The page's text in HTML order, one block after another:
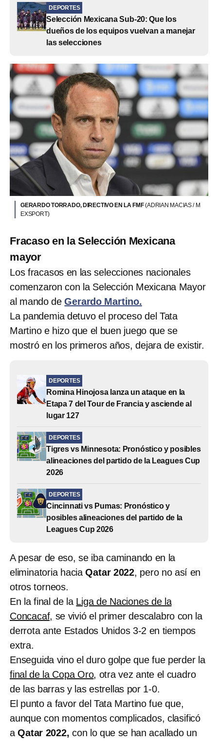
DEPORTES
Selección Mexicana Sub-20: Que los
dueños de los equipos vuelvan a manejar
las selecciones
GERARDO TORRADO, DIRECTIVO EN LA FMF(ADRIAN MACIAS / M
EXSPORT)
Fracaso en la Selección Mexicana
mayor
Los fracasos en las selecciones nacionales
comenzaron con la Selección Mexicana Mayor
al mando deGerardo Martino.
La pandemia detuvo el proceso del Tata
Martino e hizo que el buen juego que se
mostró en los primeros años, dejara de existir.
DEPORTES
Romina Hinojosa lanza un ataque en la
Etapa 7 del Tour de Francia y asciende al
lugar 127
DEPORTES
Tigres vs Minnesota: Pronóstico y posibles
alineaciones del partido de la Leagues Cup
2026
DEPORTES
Cincinnati vs Pumas: Pronóstico y
posibles alineaciones del partido de la
Leagues Cup 2026
A pesar de eso, se iba caminando en la
eliminatoria haciaQatar 2022, pero no así en
otros torneos.
En la final de la Liga de Naciones de la
Concacaf, se vivió el primer descalabro con la
derrota ante Estados Unidos 3-2 en tiempos
extra.
Enseguida vino el duro golpe que fue perder la
final de la Copa Oro, otra vez ante el cuadro
de las barras y las estrellas por 1-0.
El punto a favor del Tata Martino fue que,
aunque con momentos complicados, clasificó
aQatar 2022, con lo que se han acallado un